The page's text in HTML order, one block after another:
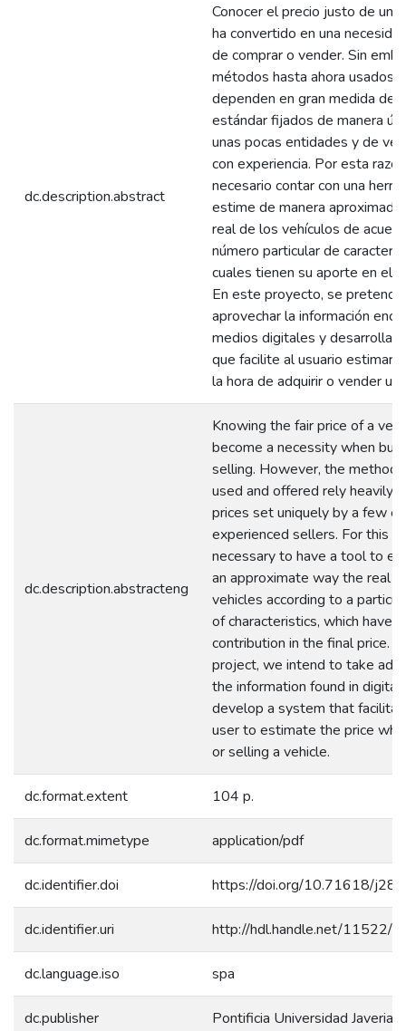
dc.description.abstract
Conocer el precio justo de un
ha convertido en una
de comprar o vender. Sin
métodos hasta ahora usados
dependen en gran medida de
estándar fijados de manera
unas pocas entidades y de
con experiencia. Por esta
necesario contar con una
estime de manera
real de los vehículos de
número particular de
cuales tienen su aporte en el
En este proyecto, se pretende
aprovechar la información
medios digitales y desarrollar
que facilite al usuario estimar
la hora de adquirir o vender un
dc.description.abstracteng
Knowing the fair price of a
become a necessity when
selling. However, the
used and offered rely heavily
prices set uniquely by a few
experienced sellers. For this
necessary to have a tool to
an approximate way the real
vehicles according to a
of characteristics, which have
contribution in the final price.
project, we intend to take
the information found in digital
develop a system that
user to estimate the price
or selling a vehicle.
dc.format.extent 104 p.
dc.format.mimetype application/pdf
dc.identifier.doi https://doi.org/10.71618/
dc.identifier.uri http://hdl.handle.net/11522/
dc.language.iso spa
dc.publisher Pontificia Universidad